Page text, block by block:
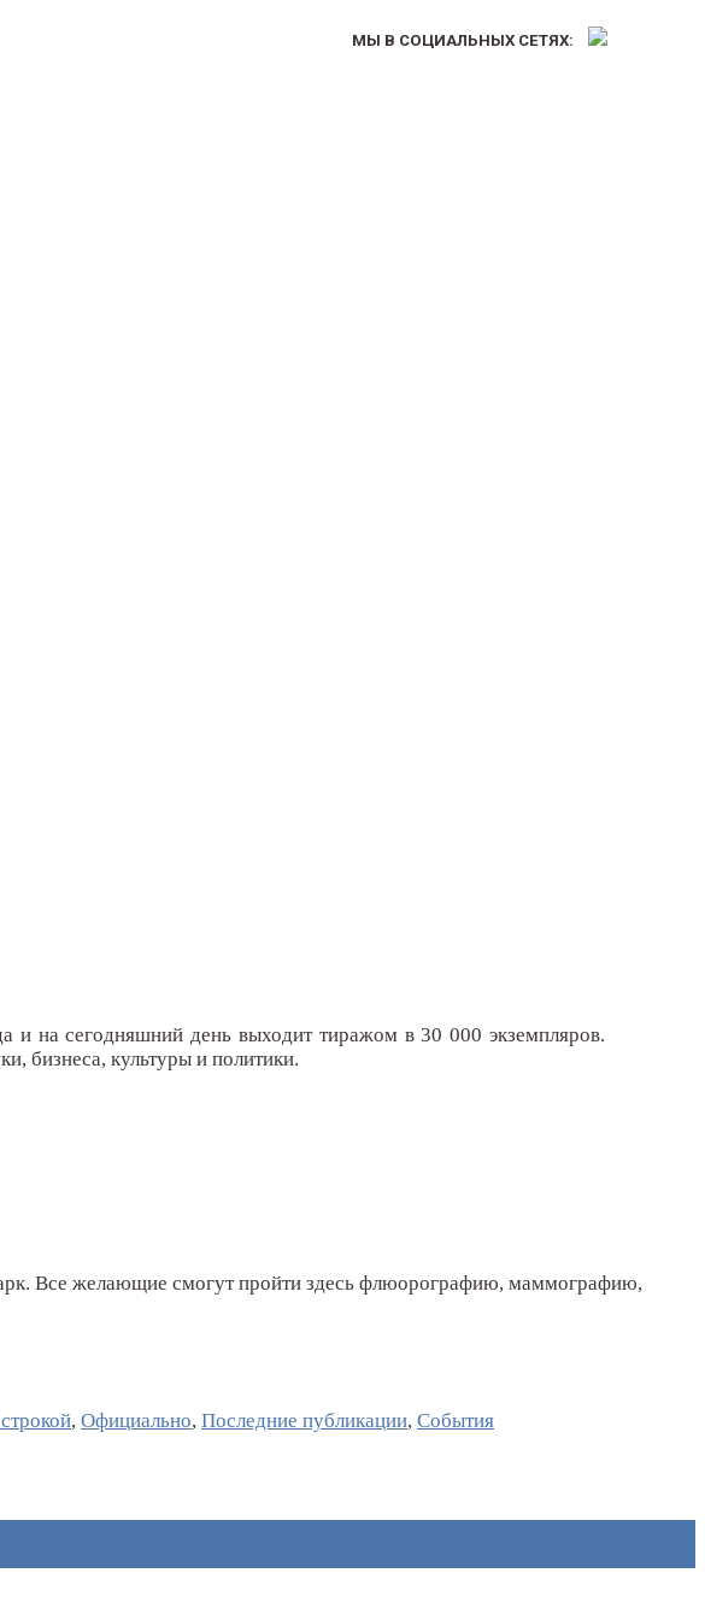
МЫ В СОЦИАЛЬНЫХ СЕТЯХ:
и на сегодняшний день выходит тиражом в 30 000 экземпляров.
бизнеса, культуры и политики.
Все желающие смогут пройти здесь флюорографию, маммографию,
, Официально, Последние публикации, События